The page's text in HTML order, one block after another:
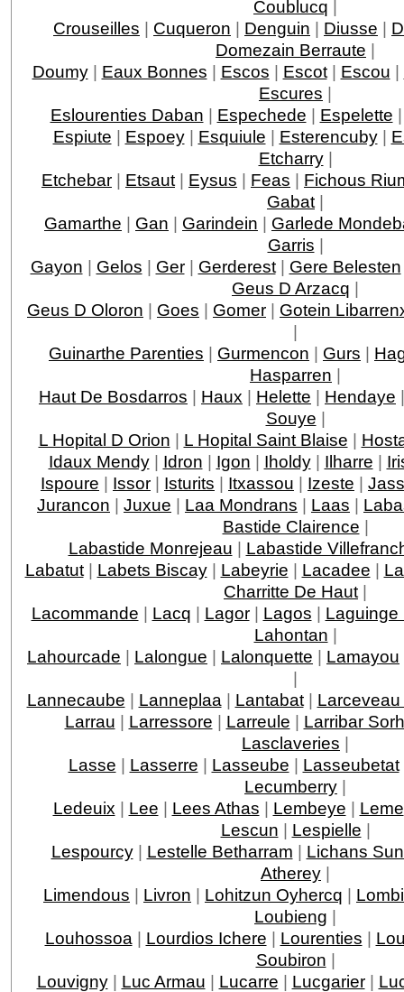
Coublucq |
Crouseilles | Cuqueron | Denguin | Diusse |
Domezain Berraute |
Doumy| Eaux Bonnes | Escos | Escot| Escou |
Escures |
Eslourenties Daban | Espechede | Espelette
Espiute | Espoey| Esquiule | Esterencuby|
Etcharry|
Etchebar | Etsaut | Eysus | Feas | Fichous
Gabat |
Gamarthe | Gan | Garindein | Garlede
Garris |
Gayon | Gelos | Ger| Gerderest| Gere Belesten
Geus D Arzacq |
Geus D Oloron | Goes | Gomer | Gotein
|
Guinarthe Parenties | Gurmencon | Gurs |
Hasparren |
Haut De Bosdarros | Haux | Helette | Hendaye
Souye |
L Hopital D Orion | L Hopital Saint Blaise |
Idaux Mendy| Idron | Igon | Iholdy| Ilharre |
Ispoure | Issor | Isturits | Itxassou | Izeste |
Jurancon | Juxue | Laa Mondrans | Laas |
Bastide Clairence |
Labastide Monrejeau | Labastide
Labatut| Labets Biscay| Labeyrie | Lacadee |
Charritte De Haut |
Lacommande | Lacq | Lagor| Lagos | Laguinge
Lahontan |
Lahourcade | Lalongue | Lalonquette | Lamayou
|
Lannecaube | Lanneplaa | Lantabat| Larceveau
Larrau | Larressore | Larreule | Larribar
Lasclaveries |
Lasse | Lasserre | Lasseube | Lasseubetat
Lecumberry |
Ledeuix | Lee | Lees Athas | Lembeye | Leme
Lescun | Lespielle |
Lespourcy| Lestelle Betharram | Lichans
Atherey |
Limendous | Livron | Lohitzun Oyhercq |
Loubieng |
Louhossoa | Lourdios Ichere | Lourenties |
Soubiron |
Louvigny| Luc Armau | Lucarre | Lucgarier|